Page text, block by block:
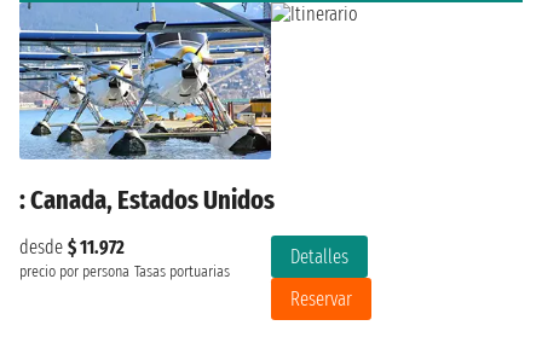
: Canada, Estados Unidos
desde $ 11.972
precio por persona Tasas portuarias
Detalles
Reservar